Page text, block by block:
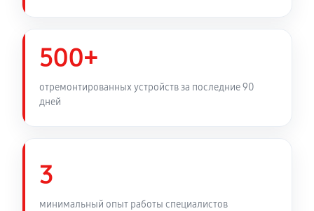
500+
отремонтированных устройств за последние 90
дней
3
минимальный опыт работы специалистов